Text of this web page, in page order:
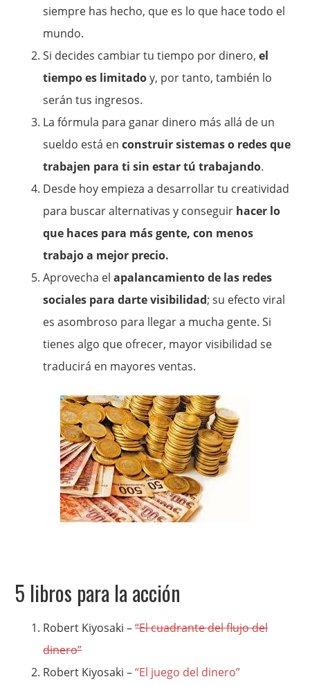
siempre has hecho, que es lo que hace todo el
mundo.
Si decides cambiar tu tiempo por dinero,el
tiempo es limitadoy, por tanto, también lo
serán tus ingresos.
La fórmula para ganar dinero más allá de un
sueldo está enconstruir sistemas o redes que
trabajen para ti sin estar tú trabajando.
Desde hoy empieza a desarrollar tu creatividad
para buscar alternativas y conseguir hacer lo
que haces para más gente, con menos
trabajo a mejor precio.
Aprovecha el apalancamiento de las redes
sociales para darte visibilidad; su efecto viral
es asombroso para llegar a mucha gente. Si
tienes algo que ofrecer, mayor visibilidad se
traducirá en mayores ventas.
5 libros para la acción
Robert Kiyosaki –“El cuadrante del flujo del
dinero”
Robert Kiyosaki –“El juego del dinero”